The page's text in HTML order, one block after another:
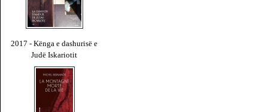
2017 - Kënga e dashurisë e
Judë Iskariotit